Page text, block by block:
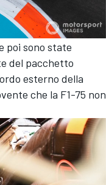
poi sono state
del pacchetto
esterno della
che la F1-75 non